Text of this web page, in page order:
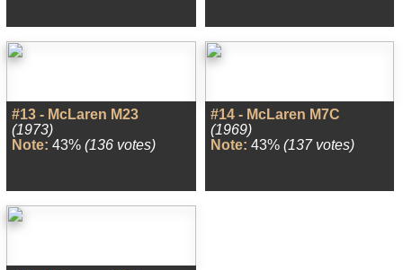
#13 - McLaren M23
(1973)
Note: 43% (136 votes)
#14 - McLaren M7C
(1969)
Note: 43% (137 votes)